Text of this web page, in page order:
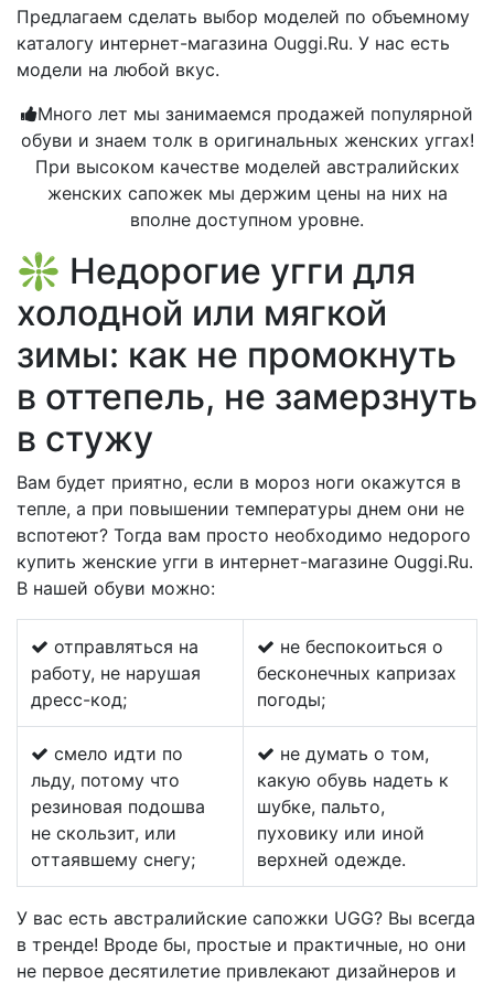
Предлагаем сделать выбор моделей по объемному
каталогу интернет-магазина Ouggi.Ru. У нас есть
модели на любой вкус.
Много лет мы занимаемся продажей популярной
обуви и знаем толк в оригинальных женских уггах!
При высоком качестве моделей австралийских
женских сапожек мы держим цены на них на
вполне доступном уровне.
❇️ Недорогие угги для
холодной или мягкой
зимы: как не промокнуть
в оттепель, не замерзнуть
в стужу
Вам будет приятно, если в мороз ноги окажутся в
тепле, а при повышении температуры днем они не
вспотеют? Тогда вам просто необходимо недорого
купить женские угги в интернет-магазине Ouggi.Ru.
В нашей обуви можно:
отправляться на
работу, не нарушая
дресс-код;
не беспокоиться о
бесконечных капризах
погоды;
смело идти по
льду, потому что
резиновая подошва
не скользит, или
оттаявшему снегу;
не думать о том,
какую обувь надеть к
шубке, пальто,
пуховику или иной
верхней одежде.
У вас есть австралийские сапожки UGG? Вы всегда
в тренде! Вроде бы, простые и практичные, но они
не первое десятилетие привлекают дизайнеров и